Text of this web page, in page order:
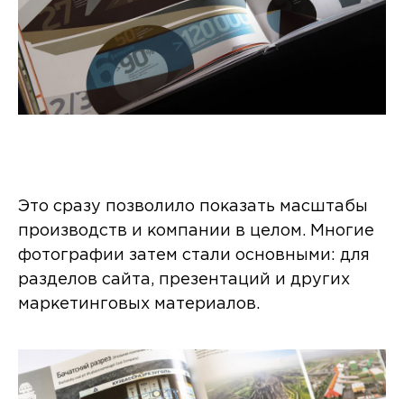
Это сразу позволило показать масштабы
производств и компании в целом. Многие
фотографии затем стали основными: для
разделов сайта, презентаций и других
маркетинговых материалов.